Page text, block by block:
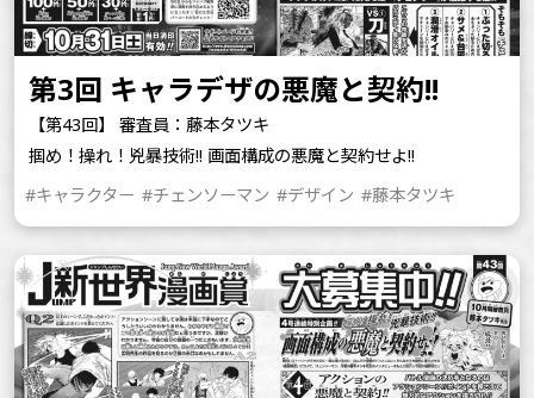
第3回 キャラデザの悪魔と契約!!
【第43回】 審査員：藤本タツキ
掴め！操れ！兇暴技術!! 画面構成の悪魔と契約せよ!!
#キャラクター #チェンソーマン #デザイン #藤本タツキ